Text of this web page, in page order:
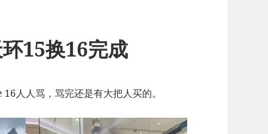
15换16完成
人人骂，骂完还是有大把人买的。